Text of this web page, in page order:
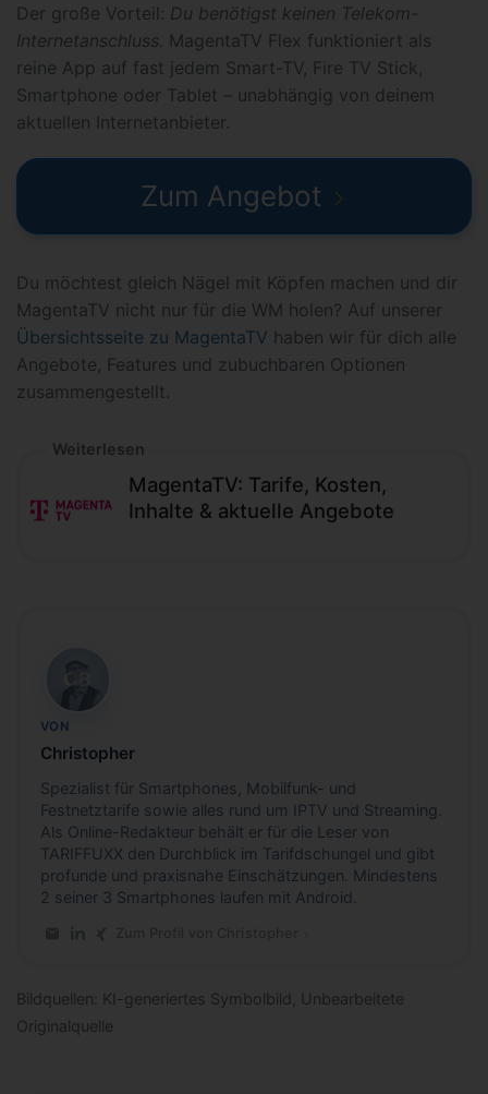
Der große Vorteil: Du benötigst keinen Telekom-
Internetanschluss. MagentaTV Flex funktioniert als
reine App auf fast jedem Smart-TV, Fire TV Stick,
Smartphone oder Tablet – unabhängig von deinem
aktuellen Internetanbieter.
Zum Angebot
Du möchtest gleich Nägel mit Köpfen machen und dir
MagentaTV nicht nur für die WM holen? Auf unserer
Übersichtsseite zu MagentaTV haben wir für dich alle
Angebote, Features und zubuchbaren Optionen
zusammengestellt.
Weiterlesen
MagentaTV: Tarife, Kosten,
Inhalte & aktuelle Angebote
CB
VON
Christopher
Spezialist für Smartphones, Mobilfunk- und
Festnetztarife sowie alles rund um IPTV und Streaming.
Als Online-Redakteur behält er für die Leser von
TARIFFUXX den Durchblick im Tarifdschungel und gibt
profunde und praxisnahe Einschätzungen. Mindestens
2 seiner 3 Smartphones laufen mit Android.
Bildquellen: KI-generiertes Symbolbild, Unbearbeitete
Originalquelle